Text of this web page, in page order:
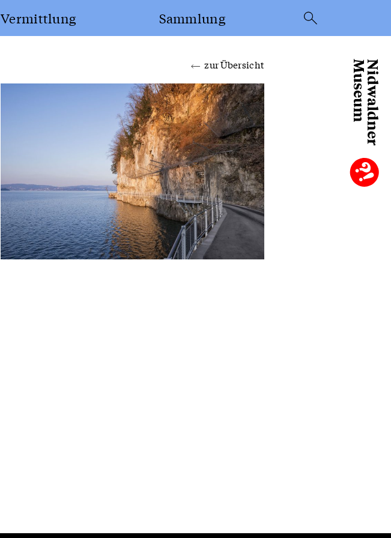
Vermittlung
Geschichts­lehrmittel
Sammlung
Objekte aus der
Sammlung
Sammlung
Frey-Näpflin
Suche
Nidwaldner
Museum
zur Übersicht